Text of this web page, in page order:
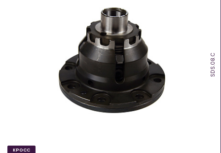
SDS.08.C
КРОСС